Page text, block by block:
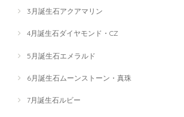
3月誕生石アクアマリン
4月誕生石ダイヤモンド・CZ
5月誕生石エメラルド
6月誕生石ムーンストーン・真珠
7月誕生石ルビー